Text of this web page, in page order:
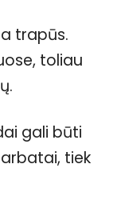
trapūs.
toliau
gali būti
tiek